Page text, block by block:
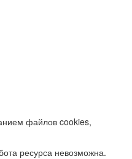
файлов cookies,
ресурса невозможна.